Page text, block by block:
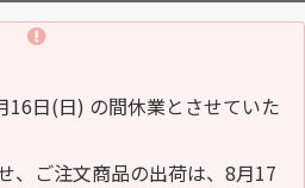
16日(日) の間休業とさせていた
、ご注文商品の出荷は、8月17